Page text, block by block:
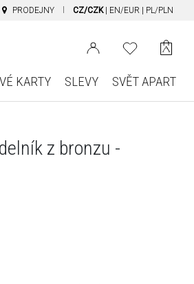
PRODEJNY CZ/CZK EN/EUR PL/PLN
KARTY SLEVY SVĚT APART
z bronzu -